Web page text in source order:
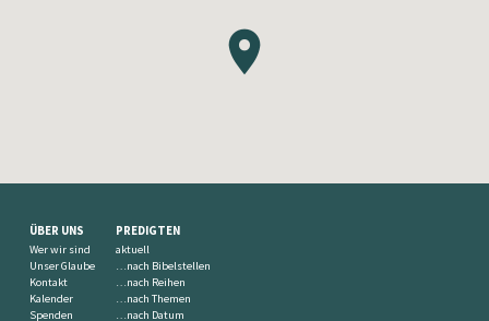
ÜBER UNS
Wer wir sind
Unser Glaube
Kontakt
Kalender
Spenden
PREDIGTEN
aktuell
…nach Bibelstellen
…nach Reihen
…nach Themen
…nach Datum